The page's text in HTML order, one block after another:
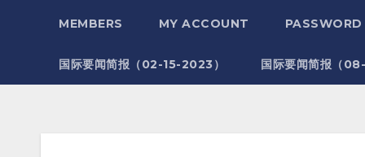
MEMBERS MY ACCOUNT PASSWORD
国际要闻简报（02-15-2023） 国际要闻简报（